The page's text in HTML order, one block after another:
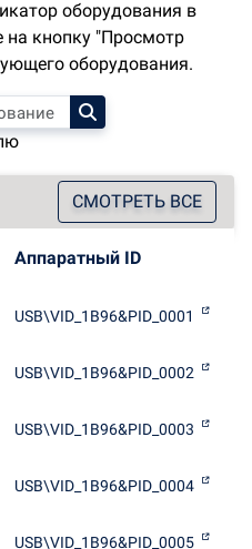
оборудования в
кнопку "Просмотр
оборудования.
СМОТРЕТЬ ВСЕ
Аппаратный ID
USB\VID_1B96&PID_0001
USB\VID_1B96&PID_0002
USB\VID_1B96&PID_0003
USB\VID_1B96&PID_0004
USB\VID_1B96&PID_0005